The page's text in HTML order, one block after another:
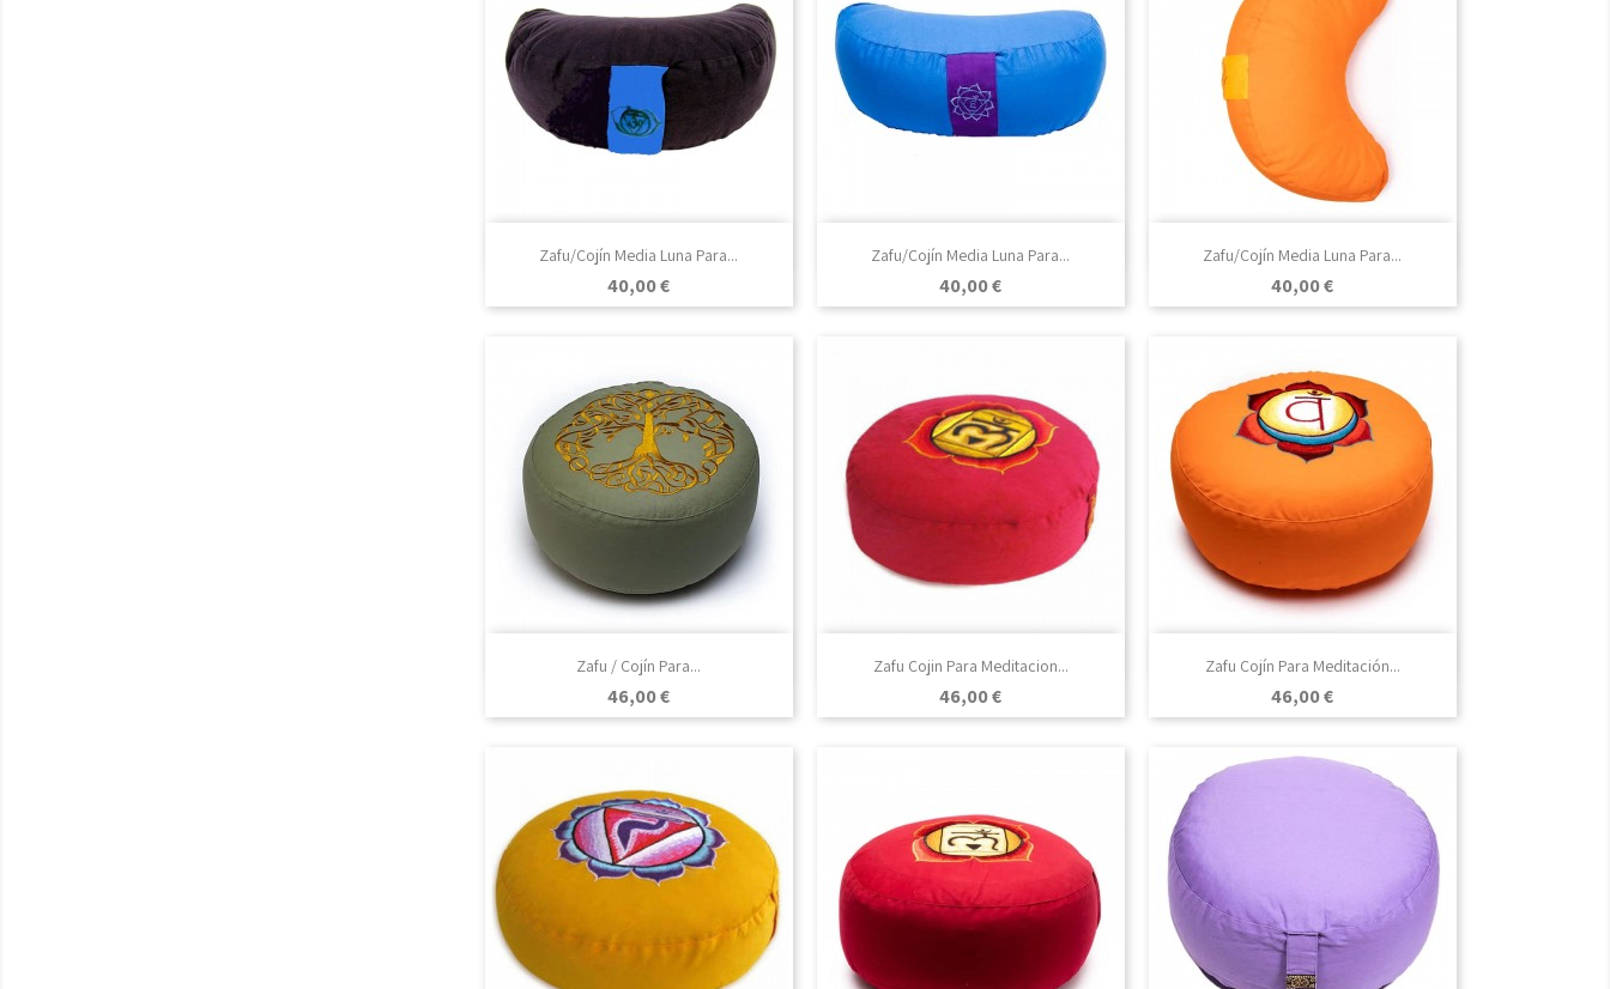
Zafu/Cojín Media Luna Para...
Precio
40,00 €
Vista rápida Zafu/Cojín Media Luna Para...
Precio
40,00 €
Vista rápida Zafu/Cojín Media Luna Para...
Precio
40,00 €
Vista rápida
Zafu / Cojín Para...
Precio
46,00 €
Vista rápida Zafu Cojin Para Meditacion...
Precio
46,00 €
Vista rápida Zafu Cojín Para Meditación...
Precio
46,00 €
Vista rápida